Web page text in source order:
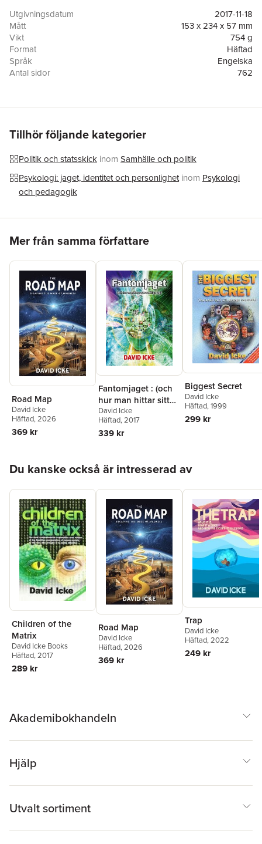
Utgivningsdatum
2017-11-18
Mått
153 x 234 x 57 mm
Vikt
754 g
Format
Häftad
Språk
Engelska
Antal sidor
762
Tillhör följande kategorier
Politik och statsskick inom Samhälle och politik
Psykologi: jaget, identitet och personlighet inom Psykologi
och pedagogik
Mer från samma författare
Road Map
David Icke
Häftad, 2026
369 kr
Fantomjaget : (och
hur man hittar sitt
verkliga jag)
David Icke
Häftad, 2017
339 kr
Biggest Secret
David Icke
Häftad, 1999
299 kr
Du kanske också är intresserad av
Children of the
Matrix
David Icke Books
Häftad, 2017
289 kr
Road Map
David Icke
Häftad, 2026
369 kr
Trap
David Icke
Häftad, 2022
249 kr
Akademibokhandeln
Hjälp
Utvalt sortiment